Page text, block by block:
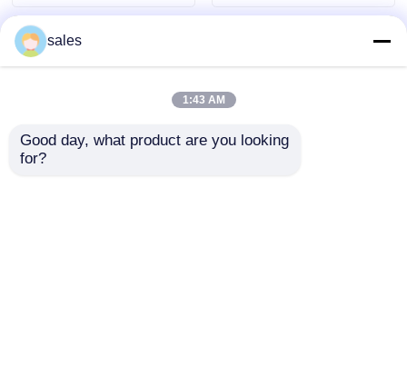
sales
1:43 AM
Good day, what product are you looking
for?